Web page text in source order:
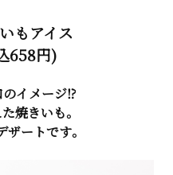
もアイス
658円)
イメージ⁉
焼きいも。
ートです。